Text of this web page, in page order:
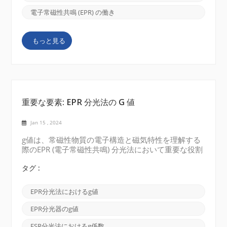
共鳴条件: マイクロ波源は、通常はマイクロ波範囲の
イクロ波放射のエネルギーが電子スピン状態間のエネ
ルギー差に相当する共鳴条件に一致するまで調整され
ます。 エネルギーの吸収: 共鳴条件が満たされる
電子常磁性共鳴 (EPR) の働き
もっと見る
重要な要素: EPR 分光法の G 値
Jan 15 , 2024
g値は、常磁性物質の電子構造と磁気特性を理解する
際のEPR (電子常磁性共鳴) 分光法において重要な役割
ある g 値 (g ファクター)について説明します。 g 値
ルギー差の間の比例定数を表す無次元量です。g 値
は、磁場の存在下で電磁放射線を吸収する常磁性体の
共鳴周波数を測定することによって取得できます。こ
タグ :
EPR分光法におけるg値
EPR分光器のg値